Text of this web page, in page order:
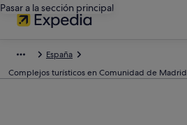
Pasar a la sección principal
España
Complejos turísticos en Comunidad de Madrid